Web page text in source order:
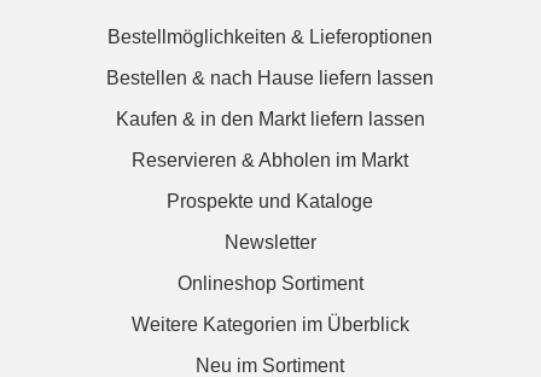
Bestellmöglichkeiten & Lieferoptionen
Bestellen & nach Hause liefern lassen
Kaufen & in den Markt liefern lassen
Reservieren & Abholen im Markt
Prospekte und Kataloge
Newsletter
Onlineshop Sortiment
Weitere Kategorien im Überblick
Neu im Sortiment